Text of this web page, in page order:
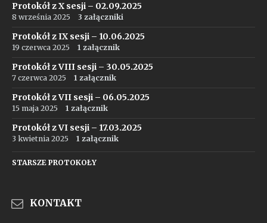
Protokół z X sesji – 02.09.2025
8 września 2025 3 załączniki
Protokół z IX sesji – 10.06.2025
19 czerwca 2025 1 załącznik
Protokół z VIII sesji – 30.05.2025
7 czerwca 2025 1 załącznik
Protokół z VII sesji – 06.05.2025
15 maja 2025 1 załącznik
Protokół z VI sesji – 17.03.2025
3 kwietnia 2025 1 załącznik
STARSZE PROTOKOŁY
KONTAKT